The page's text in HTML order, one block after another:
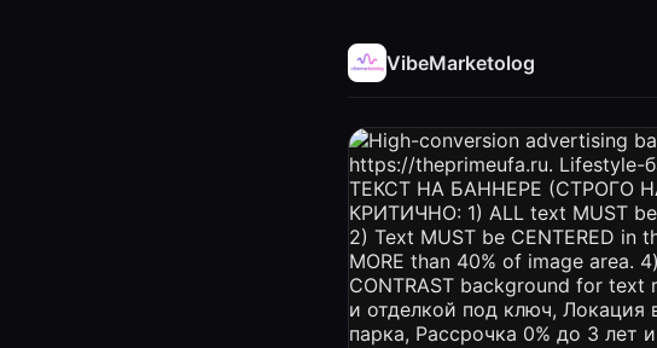
VibeMarketolog